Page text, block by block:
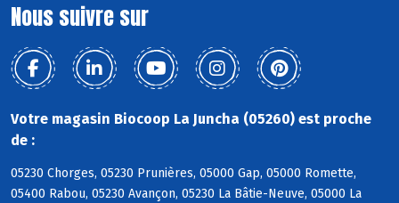
Nous suivre sur
Votre magasin Biocoop La Juncha (05260) est proche
de :
05230 Chorges, 05230 Prunières, 05000 Gap, 05000 Romette,
05400 Rabou, 05230 Avançon, 05230 La Bâtie-Neuve, 05000 La